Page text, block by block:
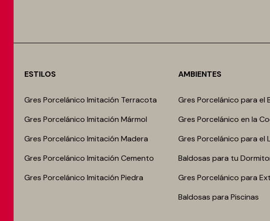
ESTILOS
Gres Porcelánico Imitación Terracota
Gres Porcelánico Imitación Mármol
Gres Porcelánico Imitación Madera
Gres Porcelánico Imitación Cemento
Gres Porcelánico Imitación Piedra
AMBIENTES
Gres Porcelánico para el
Gres Porcelánico en la
Gres Porcelánico para el
Baldosas para tu
Gres Porcelánico para
Baldosas para Piscinas